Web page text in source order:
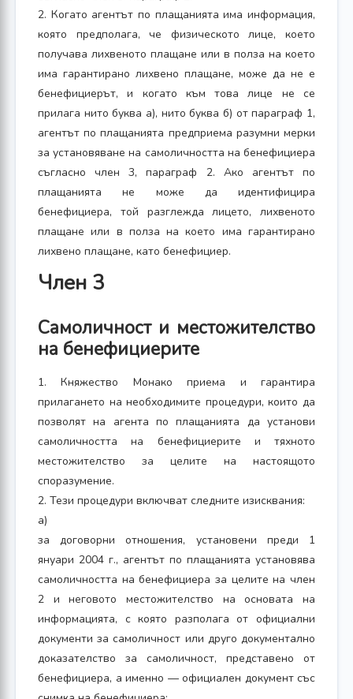
2. Когато агентът по плащанията има информация,
която предполага, че физическото лице, което
получава лихвеното плащане или в полза на което
има гарантирано лихвено плащане, може да не е
бенефициерът, и когато към това лице не се
прилага нито буква а), нито буква б) от параграф 1,
агентът по плащанията предприема разумни мерки
за установяване на самоличността на бенефициера
съгласно член 3, параграф 2. Ако агентът по
плащанията не може да идентифицира
бенефициера, той разглежда лицето, лихвеното
плащане или в полза на което има гарантирано
лихвено плащане, като бенефициер.
Член 3
Самоличност и местожителство
на бенефициерите
1. Княжество Монако приема и гарантира
прилагането на необходимите процедури, които да
позволят на агента по плащанията да установи
самоличността на бенефициерите и тяхното
местожителство за целите на настоящото
споразумение.
2. Тези процедури включват следните изисквания:
а)
за договорни отношения, установени преди 1
януари 2004 г., агентът по плащанията установява
самоличността на бенефициера за целите на член
2 и неговото местожителство на основата на
информацията, с която разполага от официални
документи за самоличност или друго документално
доказателство за самоличност, представено от
бенефициера, а именно — официален документ със